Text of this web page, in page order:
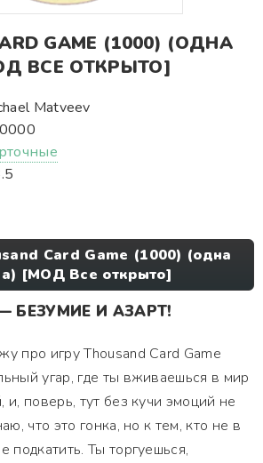
GAME (1000) (ОДНА
ВСЕ ОТКРЫТО]
Matveev
Card Game (1000) (одна
[МОД Все открыто]
БЕЗУМИЕ И АЗАРТ!
про игру Thousand Card Game
угар, где ты вживаешься в мир
и, поверь, тут без кучи эмоций не
что это гонка, но к тем, кто не в
подкатить. Ты торгуешься,